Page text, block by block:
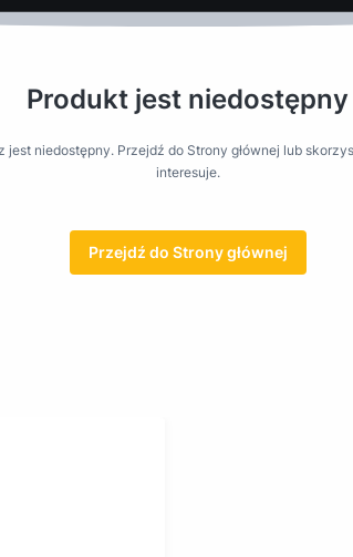
Produkt jest niedostępny
jest niedostępny. Przejdź do Strony głównej lub
interesuje.
Przejdź do Strony głównej